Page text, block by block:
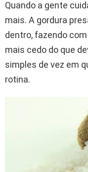
Quando a gente
mais. A gordura
dentro, fazendo
mais cedo do que
simples de vez em
rotina.